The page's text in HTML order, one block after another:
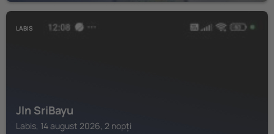
LABIS
Jln SriBayu
Labis, 14 august 2026, 2 nopți